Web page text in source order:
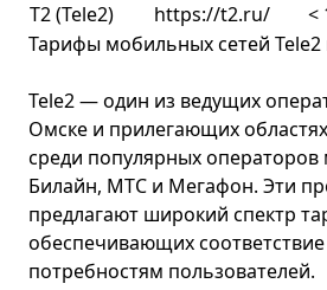
T2 (Tele2)
https://t2.ru/
<
Тарифы мобильных сетей Tele2
Tele2 — один из ведущих
Омске и прилегающих
среди популярных
Билайн, МТС и Мегафон. Эти
предлагают широкий спектр
обеспечивающих
потребностям пользователей.